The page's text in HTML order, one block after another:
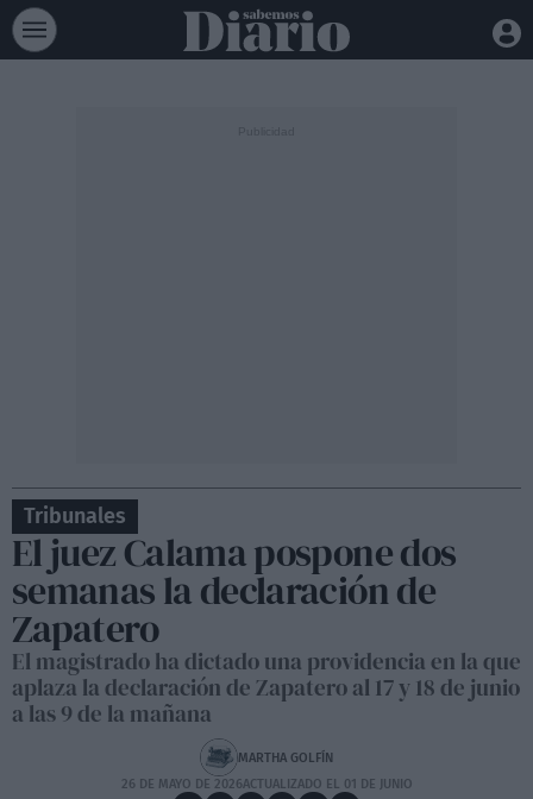
Tribunales
El juez Calama pospone dos
semanas la declaración de
Zapatero
El magistrado ha dictado una providencia en la que
aplaza la declaración de Zapatero al 17 y 18 de junio
a las 9 de la mañana
MARTHA GOLFÍN
26 DE MAYO DE 2026ACTUALIZADO EL 01 DE JUNIO